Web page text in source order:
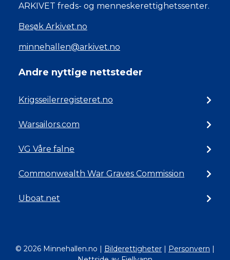
ARKIVET freds- og menneskerettighetssenter.
Besøk Arkivet.no
minnehallen@arkivet.no
Andre nyttige nettsteder
Krigsseilerregisteret.no
Warsailors.com
VG Våre falne
Commonwealth War Graves Commission
Uboat.net
© 2026 Minnehallen.no | Bilderettigheter | Personvern |